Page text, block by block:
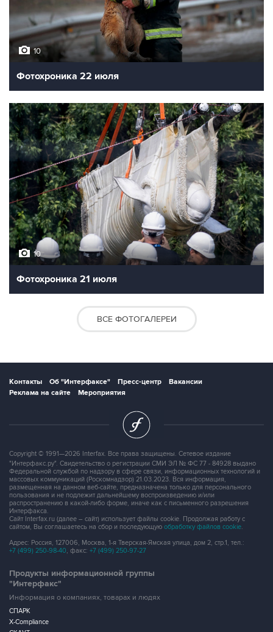
10
Фотохроника 22 июля
10
Фотохроника 21 июля
ВСЕ ФОТОГАЛЕРЕИ
Контакты Об "Интерфаксе" Пресс-центр
Вакансии
Реклама на сайте
Мероприятия
Copyright © 1991—2026 Interfax. Все права защищены. Сетевое издание
"Интерфакс.ру". Свидетельство о регистрации СМИ ЭЛ № ФС 77 - 84928 выдано
Федеральной службой по надзору в сфере связи, информационных технологий и
массовых коммуникаций (Роскомнадзор) 21.03.2023. Вся информация,
размещенная на данном веб-сайте, предназначена только для персонального
пользования и не подлежит дальнейшему воспроизведению и/или
распространению в какой-либо форме, иначе как с письменного разрешения
Интерфакса.
Сайт Interfax.ru (далее – сайт) использует файлы cookie. Продолжая работу с
сайтом, Вы соглашаетесь на сбор и последующую обработку файлов cookie.
Адрес: Россия, 127006, Москва, 1-я Тверская-Ямская улица, дом 2, стр.1, тел.:
+7 (499) 250-98-40, факс: +7 (499) 250-97-27
Продукты информационной группы
"Интерфакс"
Информация о компаниях, товарах и людях
СПАРК
X-Compliance